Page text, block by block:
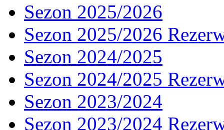
Sezon 2025/2026
Sezon 2025/2026
Sezon 2024/2025
Sezon 2024/2025
Sezon 2023/2024
Sezon 2023/2024